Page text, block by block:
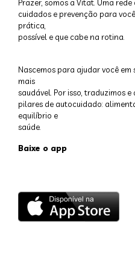
Prazer, somos a Vitat. Uma
cuidados e prevenção para
prática,
possível e que cabe na rotina.
Nascemos para ajudar você
mais
saudável. Por isso, traduzimos
pilares de autocuidado:
equilíbrio e
saúde.
Baixe o app